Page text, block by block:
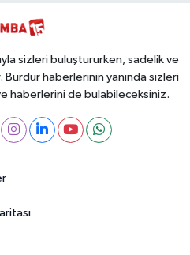
sizleri buluştururken, sadelik ve
haberlerinin yanında sizleri
haberlerini de bulabileceksiniz.